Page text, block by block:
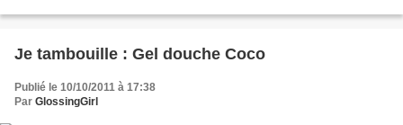
Je tambouille : Gel douche Coco
Publié le 10/10/2011 à 17:38
Par GlossingGirl